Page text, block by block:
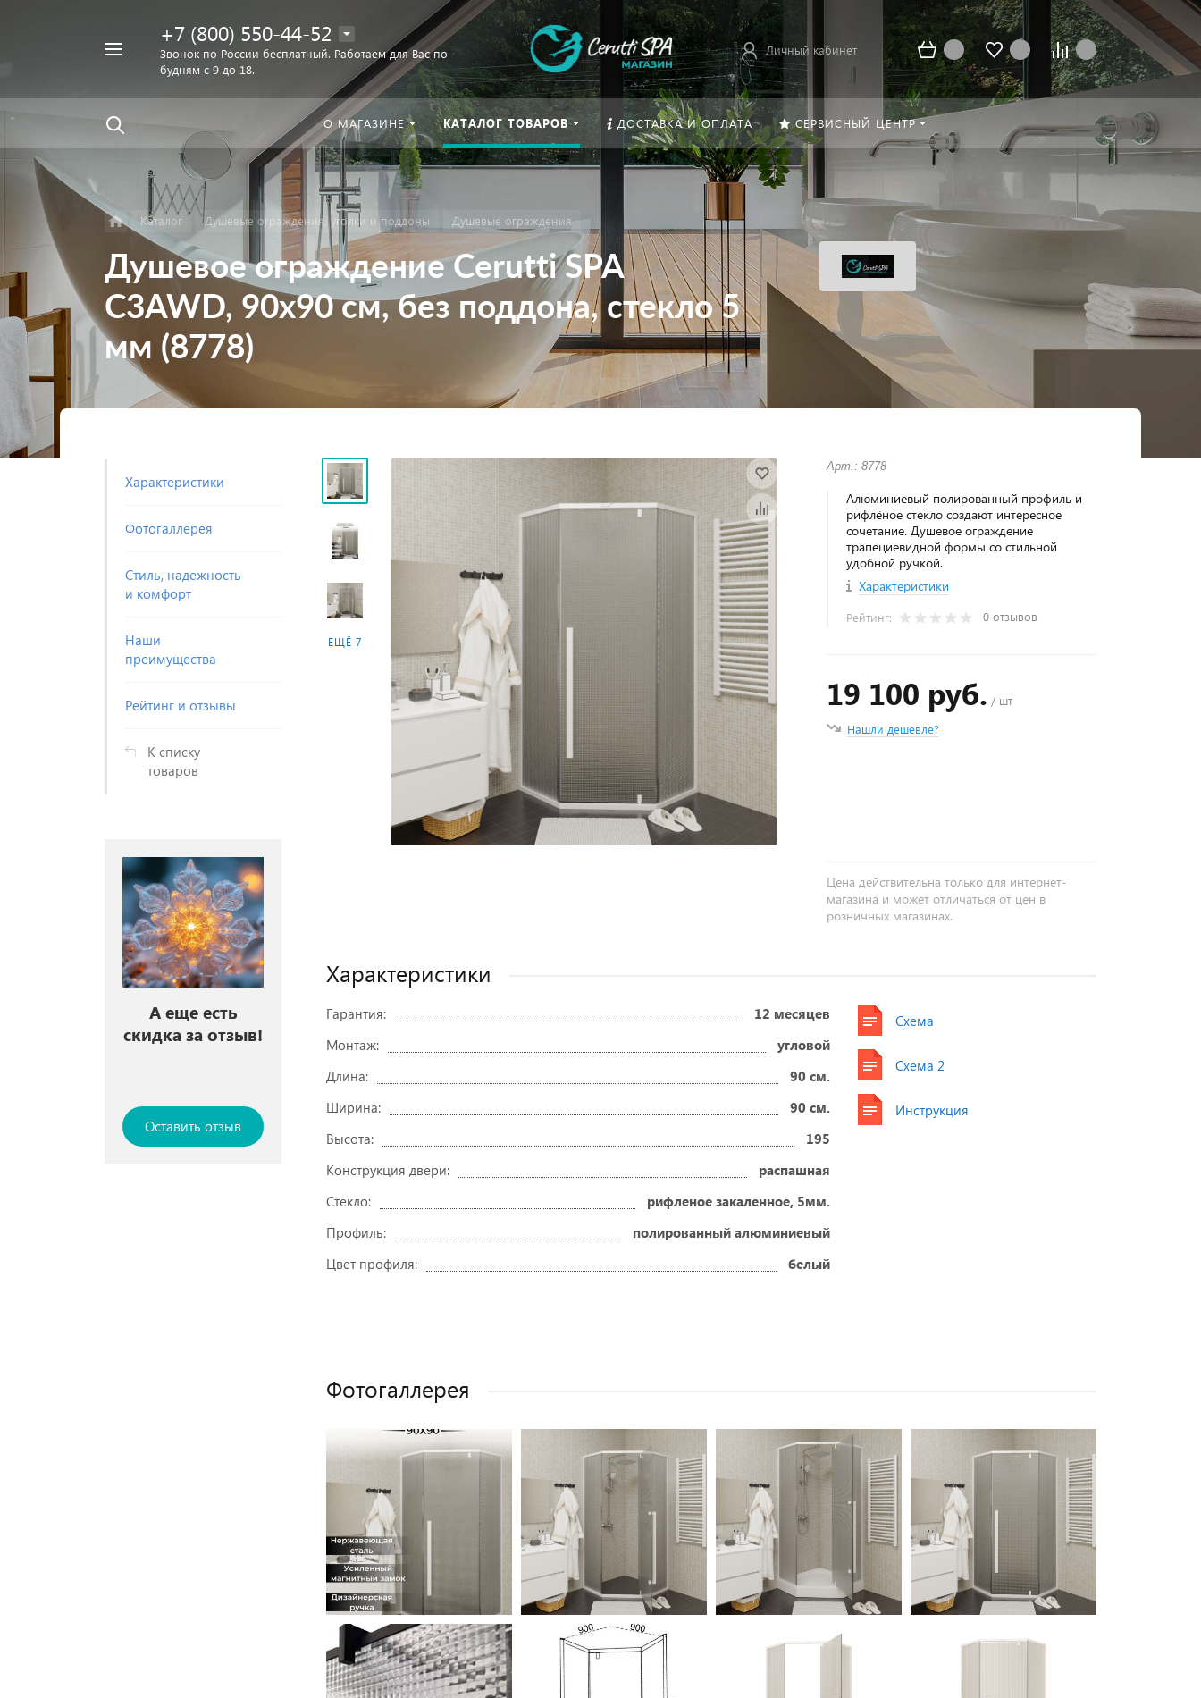
+7 (800) 550-44-52
Звонок по России бесплатный. Работаем для Вас по
будням с 9 до 18.
Личный кабинет
О МАГАЗИНЕ КАТАЛОГ ТОВАРОВ ДОСТАВКА И ОПЛАТА СЕРВИСНЫЙ ЦЕНТР
Каталог Душевые ограждения, уголки и поддоны Душевые ограждения
Душевое ограждение Cerutti SPA
C3AWD, 90x90 см, без поддона, стекло 5
мм (8778)
Характеристики
Фотогаллерея
Cтиль, надежность
и комфорт
Наши
преимущества
Рейтинг и отзывы
К списку
товаров
А еще есть
скидка за отзыв!
Оставить отзыв
ЕЩЁ 7
Арт.: 8778
Алюминиевый полированный профиль и
рифлёное стекло создают интересное
сочетание. Душевое ограждение
трапециевидной формы со стильной
удобной ручкой.
Характеристики
Рейтинг: 0 отзывов
19 100 руб. / шт
Нашли дешевле?
Цена действительна только для интернет-
магазина и может отличаться от цен в
розничных магазинах.
Характеристики
Гарантия:
12 месяцев
Монтаж:
угловой
Длина:
90 см.
Ширина:
90 см.
Высота:
195
Конструкция двери:
распашная
Стекло:
рифленое закаленное, 5мм.
Профиль:
полированный алюминиевый
Цвет профиля:
белый
Схема
Схема 2
Инструкция
Фотогаллерея